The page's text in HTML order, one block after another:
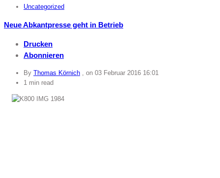
Uncategorized
Neue Abkantpresse geht in Betrieb
Drucken
Abonnieren
By Thomas Körnich , on 03 Februar 2016 16:01
1 min read